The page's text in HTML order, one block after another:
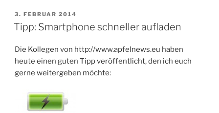
Mobile
Netlock!“
VERÖFFENTLICHT
AM
3. FEBRUAR 2014
Tipp: Smartphone schneller aufladen
Die Kollegen von http://www.apfelnews.eu haben
heute einen guten Tipp veröffentlicht, den ich euch
gerne weitergeben möchte: